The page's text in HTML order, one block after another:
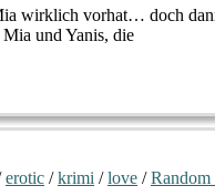
wirklich vorhat… doch
und Yanis, die
erotic /krimi /love /Random